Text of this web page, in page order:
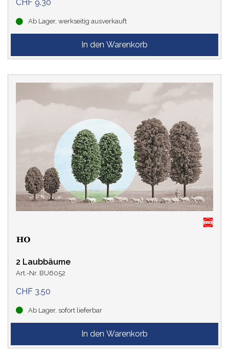
CHF 9.30
Ab Lager, werkseitig ausverkauft
2 Laubbäume
Art.-Nr. BU6052
CHF 3.50
Ab Lager, sofort lieferbar